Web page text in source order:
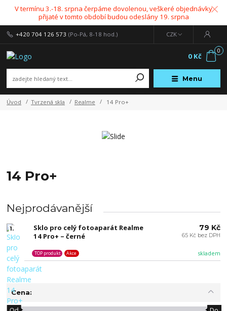
V termínu 3.-18. srpna čerpáme dovolenou, veškeré objednávky
přijaté v tomto období budou odeslány 19. srpna
Menu
CZK
+420 704 126 573 (Po-Pá, 8-18 hod.)
0
0 Kč
Úvod Tvrzená skla Realme 14 Pro+
14 Pro+
Nejprodávanější
1.
Sklo pro celý fotoaparát Realme
14 Pro+ – černé
skladem
TOP produkt Akce
79 Kč
65 Kč bez DPH
Cena: